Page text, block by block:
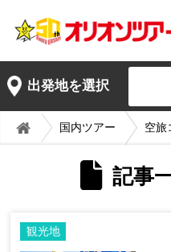
出発地を選択
国内ツアー 空旅
記事
観光地